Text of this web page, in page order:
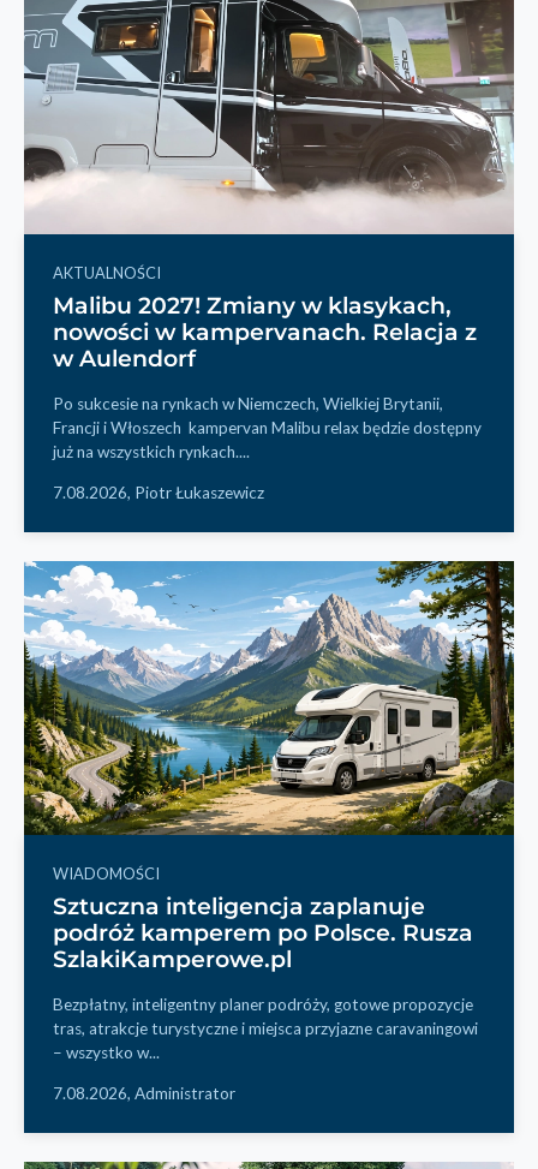
AKTUALNOŚCI
Malibu 2027! Zmiany w klasykach,
nowości w kampervanach. Relacja z
w Aulendorf
Po sukcesie na rynkach w Niemczech, Wielkiej Brytanii,
Francji i Włoszech kampervan Malibu relax będzie dostępny
już na wszystkich rynkach....
7.08.2026, Piotr Łukaszewicz
WIADOMOŚCI
Sztuczna inteligencja zaplanuje
podróż kamperem po Polsce. Rusza
SzlakiKamperowe.pl
Bezpłatny, inteligentny planer podróży, gotowe propozycje
tras, atrakcje turystyczne i miejsca przyjazne caravaningowi
– wszystko w...
7.08.2026, Administrator